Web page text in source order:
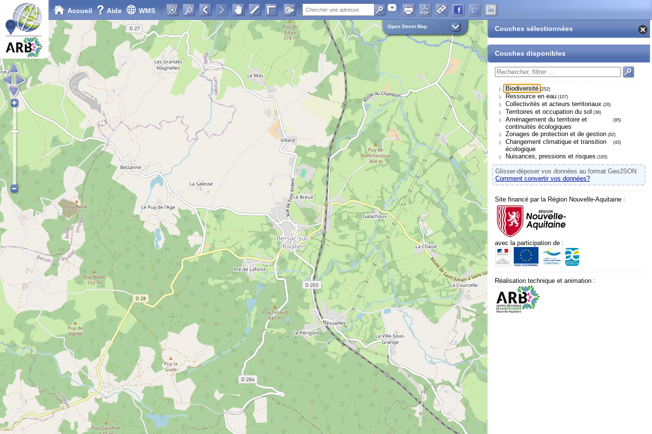
Accueil Aide WMS Adresse
Open Street Map Couches sélectionnées
Couches disponibles
Biodiversité (252)
Ressource en eau (107)
Collectivités et acteurs territoriaux (26)
Territoires et occupation du sol (38)
Aménagement du territoire et
continuités écologiques
(95)
Zonages de protection et de gestion (82)
Changement climatique et transition
écologique
(43)
Nuisances, pressions et risques (165)
Glisser-déposer vos données au format GeoJSON
Comment convertir vos données?
Site financé par la Région Nouvelle-Aquitaine :
avec la participation de :
Réalisation technique et animation :